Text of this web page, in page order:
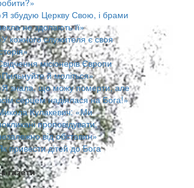
збудую Церкву Свою, і брами
не здолають її»
кожного служителя є своя
місіонерів Європи
й моліться»
знала, що можу померти, але
серцем надіялася на Бога!»
Кулакевич: «Ми
проповідувати,
від обставин»
привести дітей до Бога
газети